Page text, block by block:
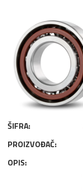
ŠIFRA:
PROIZVOĐAČ:
OPIS: